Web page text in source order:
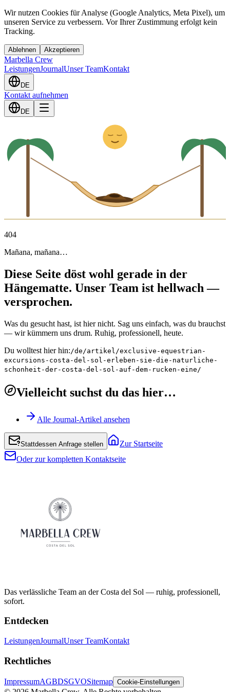
Wir nutzen Cookies für Analyse (Google Analytics, Meta Pixel), um
unseren Service zu verbessern. Vor Ihrer Zustimmung erfolgt kein
Tracking.
Ablehnen Akzeptieren
Marbella Crew
LeistungenJournalUnser TeamKontakt
DE
Kontakt aufnehmen
DE
404
Mañana, mañana…
Diese Seite döst wohl gerade in der
Hängematte. Unser Team ist hellwach —
versprochen.
Was du gesucht hast, ist hier nicht. Sag uns einfach, was du brauchst
— wir kümmern uns drum. Ruhig, professionell, heute.
Du wolltest hier hin: /de/artikel/exclusive-equestrian-
excursions-costa-del-sol-erleben-sie-die-naturliche-
schonheit-der-costa-del-sol-auf-dem-rucken-eine/
Vielleicht suchst du das hier…
Alle Journal-Artikel ansehen
Stattdessen Anfrage stellen
Zur Startseite
Oder zur kompletten Kontaktseite
Das verlässliche Team an der Costa del Sol — ruhig, professionell,
sofort.
Entdecken
LeistungenJournalUnser TeamKontakt
Rechtliches
ImpressumAGBDSGVOSitemap Cookie-Einstellungen